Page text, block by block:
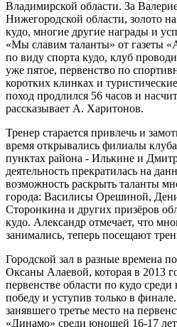
Владимирской области. За
Нижегородской области, золото
кудо, многие другие награды и
«Мы славим таланты» от газеты
по виду спорта кудо, клуб
уже пятое, первенство по
коротких клинках и
поход продлился 56 часов и
рассказывает А. Харитонов.
Тренер старается привлечь и
время открывались филиалы
пунктах района - Илькине и
деятельность прекратилась на
возможность раскрыть таланты
города: Василисы Орешиной,
Сторонкина и других призёров
кудо. Александр отмечает, что
занимались, теперь посещают
Городской зал в разные времена
Оксаны Алаевой, которая в 2013
первенстве области по кудо
победу и уступив только в
занявшего третье место на
«Динамо» среди юношей 16-17